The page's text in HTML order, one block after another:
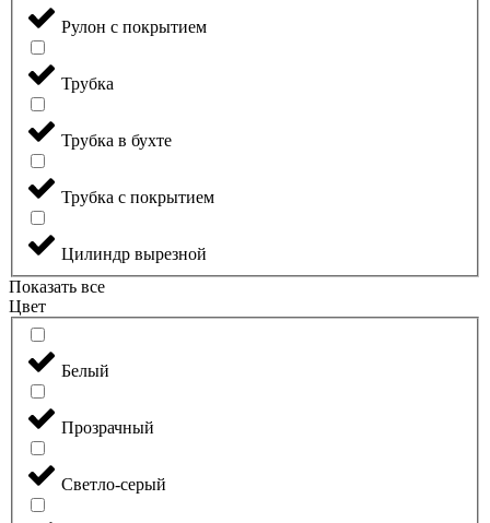
Рулон с покрытием
Трубка
Трубка в бухте
Трубка с покрытием
Цилиндр вырезной
Показать все
Цвет
Белый
Прозрачный
Светло-серый